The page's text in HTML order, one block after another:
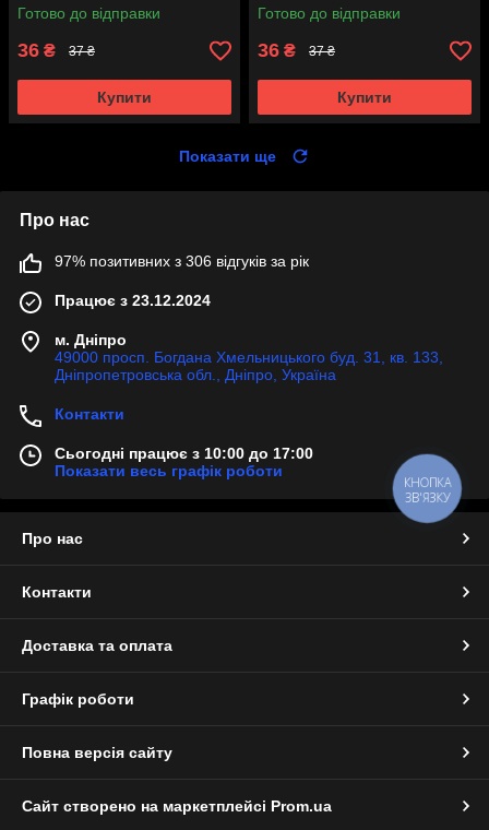
Готово до відправки
36 ₴ 37 ₴
Купити
Готово до відправки
36 ₴ 37 ₴
Купити
Показати ще
Про нас
97% позитивних з 306 відгуків за рік
Працює з 23.12.2024
м. Дніпро
49000 просп. Богдана Хмельницького буд. 31, кв. 133,
Дніпропетровська обл., Дніпро, Україна
Контакти
Сьогодні працює з 10:00 до 17:00
Показати весь графік роботи
Про нас
Контакти
Доставка та оплата
Графік роботи
Повна версія сайту
Сайт створено на маркетплейсі Prom.ua
КНОПКА
ЗВ'ЯЗКУ